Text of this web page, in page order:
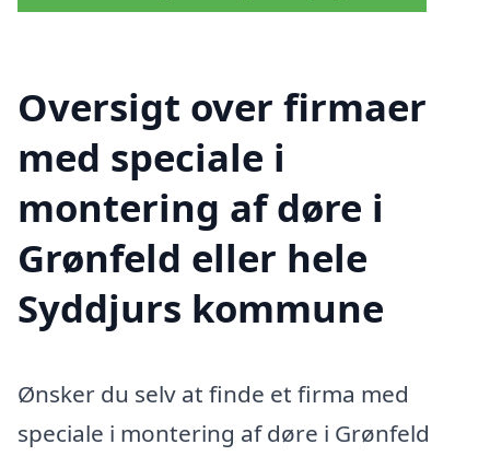
Oversigt over firmaer
med speciale i
montering af døre i
Grønfeld eller hele
Syddjurs kommune
Ønsker du selv at finde et firma med
speciale i montering af døre i Grønfeld